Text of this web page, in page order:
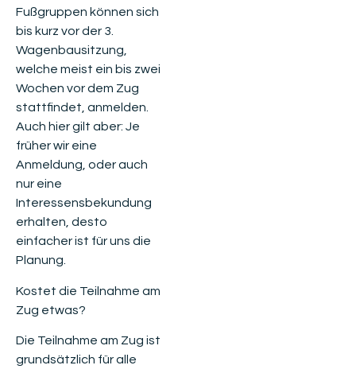
Fußgruppen können sich
bis kurz vor der 3.
Wagenbausitzung,
welche meist ein bis zwei
Wochen vor dem Zug
stattfindet, anmelden.
Auch hier gilt aber: Je
früher wir eine
Anmeldung, oder auch
nur eine
Interessensbekundung
erhalten, desto
einfacher ist für uns die
Planung.
Kostet die Teilnahme am
Zug etwas?
Die Teilnahme am Zug ist
grundsätzlich für alle